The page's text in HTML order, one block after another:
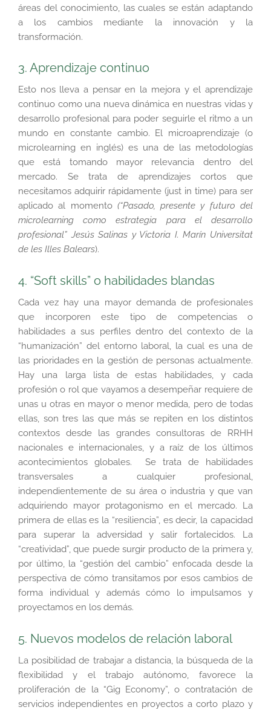
áreas del conocimiento, las cuales se están adaptando
a los cambios mediante la innovación y la
transformación.
3. Aprendizaje continuo
Esto nos lleva a pensar en la mejora y el aprendizaje
continuo como una nueva dinámica en nuestras vidas y
desarrollo profesional para poder seguirle el ritmo a un
mundo en constante cambio. El microaprendizaje (o
microlearning en inglés) es una de las metodologías
que está tomando mayor relevancia dentro del
mercado. Se trata de aprendizajes cortos que
necesitamos adquirir rápidamente (just in time) para ser
aplicado al momento (“Pasado, presente y futuro del
microlearning como estrategia para el desarrollo
profesional” Jesús Salinas y Victoria I. Marín Universitat
de les Illes Balears).
4. “Soft skills” o habilidades blandas
Cada vez hay una mayor demanda de profesionales
que incorporen este tipo de competencias o
habilidades a sus perfiles dentro del contexto de la
“humanización” del entorno laboral, la cual es una de
las prioridades en la gestión de personas actualmente.
Hay una larga lista de estas habilidades, y cada
profesión o rol que vayamos a desempeñar requiere de
unas u otras en mayor o menor medida, pero de todas
ellas, son tres las que más se repiten en los distintos
contextos desde las grandes consultoras de RRHH
nacionales e internacionales, y a raíz de los últimos
acontecimientos globales. Se trata de habilidades
transversales a cualquier profesional,
independientemente de su área o industria y que van
adquiriendo mayor protagonismo en el mercado. La
primera de ellas es la “resiliencia”, es decir, la capacidad
para superar la adversidad y salir fortalecidos. La
“creatividad”, que puede surgir producto de la primera y,
por último, la “gestión del cambio” enfocada desde la
perspectiva de cómo transitamos por esos cambios de
forma individual y además cómo lo impulsamos y
proyectamos en los demás.
5. Nuevos modelos de relación laboral
La posibilidad de trabajar a distancia, la búsqueda de la
flexibilidad y el trabajo autónomo, favorece la
proliferación de la “Gig Economy”, o contratación de
servicios independientes en proyectos a corto plazo y